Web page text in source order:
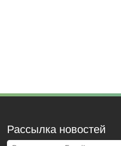
Рассылка новостей